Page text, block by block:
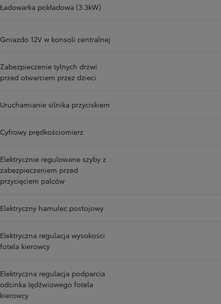
Ładowarka pokładowa (3.3kW)
Gniazdo 12V w konsoli centralnej
Zabezpieczenie tylnych drzwi
przed otwarciem przez dzieci
Uruchamianie silnika przyciskiem
Cyfrowy prędkościomierz
Elektrycznie regulowane szyby z
zabezpieczeniem przed
przycięciem palców
Elektryczny hamulec postojowy
Elektryczna regulacja wysokości
fotela kierowcy
Elektryczna regulacja podparcia
odcinka lędźwiowego fotela
kierowcy